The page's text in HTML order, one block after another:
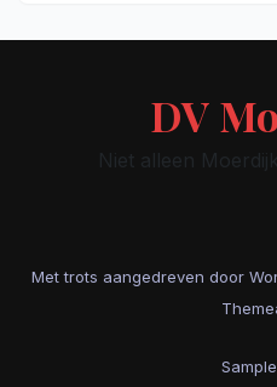
DV
Niet alleen
Met trots aangedreven door